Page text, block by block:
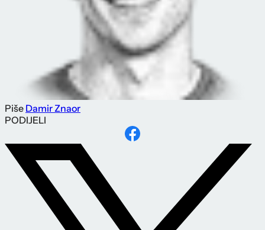
Piše Damir Znaor
PODIJELI